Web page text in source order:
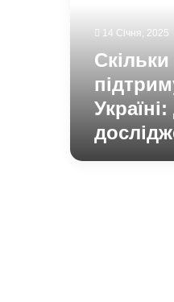
Україні:
нового
дослідження
14 Січня, 2025